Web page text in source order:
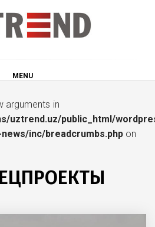
MENU
arguments in
uztrend.uz/public_html/
inc/breadcrumbs.php on